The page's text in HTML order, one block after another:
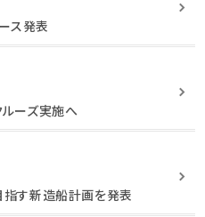
ス発表
ルーズ実施へ
指す新造船計画を発表